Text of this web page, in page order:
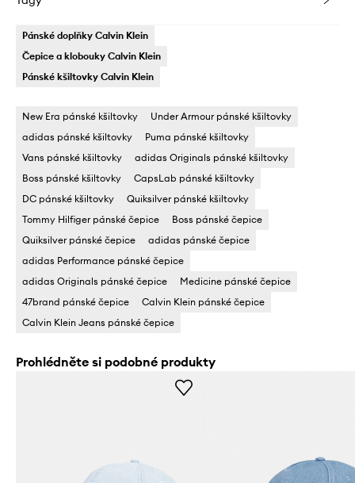
Pánské doplňky Calvin Klein
Čepice a klobouky Calvin Klein
Pánské kšiltovky Calvin Klein
New Era pánské kšiltovky
Under Armour pánské kšiltovky
adidas pánské kšiltovky
Puma pánské kšiltovky
Vans pánské kšiltovky
adidas Originals pánské kšiltovky
Boss pánské kšiltovky
CapsLab pánské kšiltovky
DC pánské kšiltovky
Quiksilver pánské kšiltovky
Tommy Hilfiger pánské čepice
Boss pánské čepice
Quiksilver pánské čepice
adidas pánské čepice
adidas Performance pánské čepice
adidas Originals pánské čepice
Medicine pánské čepice
47brand pánské čepice
Calvin Klein pánské čepice
Calvin Klein Jeans pánské čepice
Prohlédněte si podobné produkty